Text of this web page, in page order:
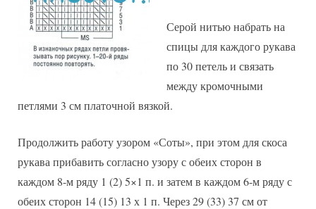
Серой нитью набрать на
спицы для каждого рукава
по 30 петель и связать
между кромочными
петлями 3 см платочной вязкой.
Продолжить работу узором «Соты», при этом для скоса
рукава прибавить согласно узору с обеих сторон в
каждом 8-м ряду 1 (2) 5×1 п. и затем в каждом 6-м ряду с
обеих сторон 14 (15) 13 х 1 п. Через 29 (33) 37 см от